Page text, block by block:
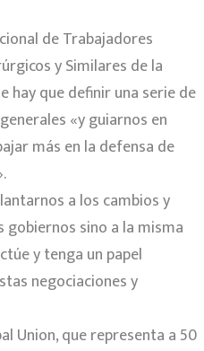
de Trabajadores
y Similares de la
hay que definir una serie de
«y guiarnos en
más en la defensa de
a los cambios y
sino a la misma
y tenga un papel
negociaciones y
Union, que representa a 50